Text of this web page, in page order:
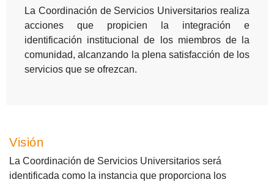
La Coordinación de Servicios Universitarios realiza
acciones que propicien la integración e
identificación institucional de los miembros de la
comunidad, alcanzando la plena satisfacción de los
servicios que se ofrezcan.
Visión
La Coordinación de Servicios Universitarios será
identificada como la instancia que proporciona los